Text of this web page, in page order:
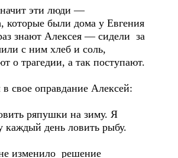
эти люди —
которые были дома у Евгения
знают Алексея — сидели за
с ним хлеб и соль,
о трагедии, а так поступают.
в свое оправдание Алексей:
ряпушки на зиму. Я
каждый день ловить рыбу.
изменило решение